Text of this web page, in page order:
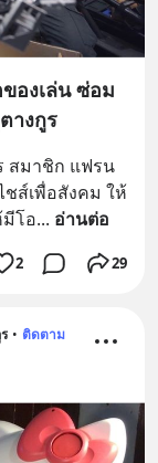
องเล่น ซ่อม
างกูร
สมาชิก แฟรน
ส์เพื่อสังคม ให้
โอ... อ่านต่อ
2 29
• ติดตาม